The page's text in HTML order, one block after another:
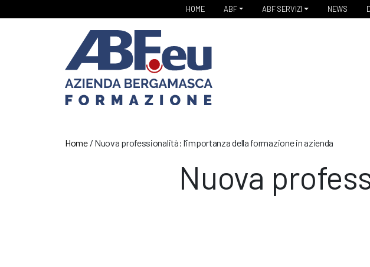
HOME ABF ABF SERVIZI NEWS
Home/ Nuova professionalità: l’importanza della formazione in azienda
Nuova